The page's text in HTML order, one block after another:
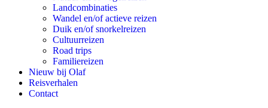
Landcombinaties
Wandel en/of actieve reizen
Duik en/of snorkelreizen
Cultuurreizen
Road trips
Familiereizen
Nieuw bij Olaf
Reisverhalen
Contact